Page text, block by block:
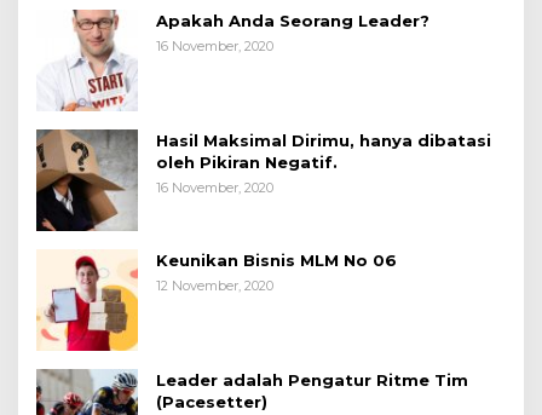
Apakah Anda Seorang Leader?
16 November, 2020
Hasil Maksimal Dirimu, hanya dibatasi
oleh Pikiran Negatif.
16 November, 2020
Keunikan Bisnis MLM No 06
12 November, 2020
Leader adalah Pengatur Ritme Tim
(Pacesetter)